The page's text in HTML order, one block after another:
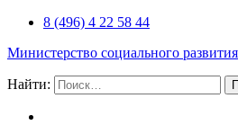
8 (496) 4 22 58 44
Министерство социального
Найти: